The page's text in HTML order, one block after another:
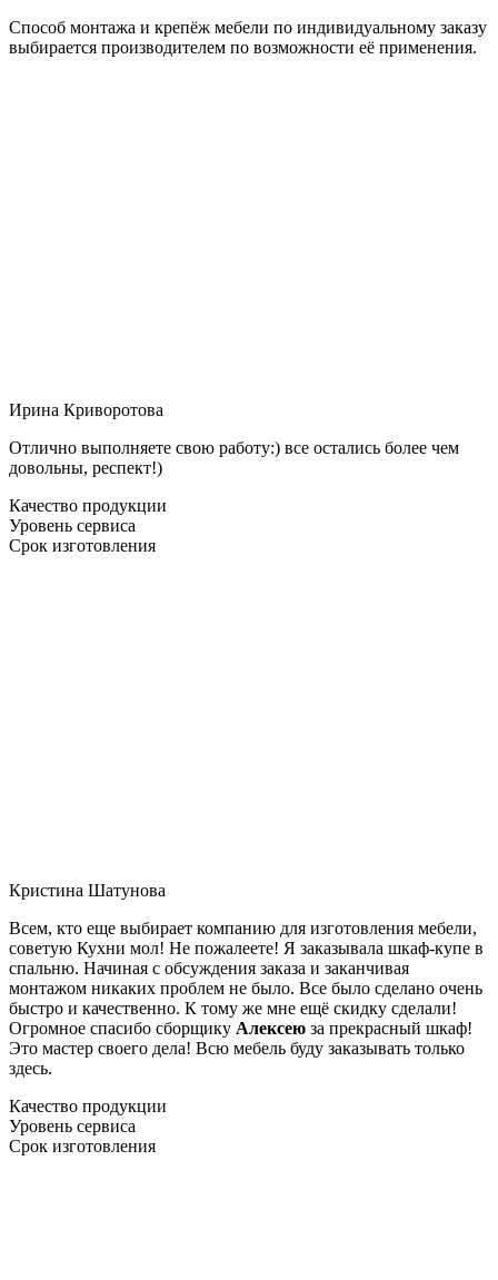
Способ монтажа и крепёж мебели по индивидуальному заказу
выбирается производителем по возможности её применения.
Ирина Криворотова
Отлично выполняете свою работу:) все остались более чем
довольны, респект!)
Качество продукции
Уровень сервиса
Срок изготовления
Кристина Шатунова
Всем, кто еще выбирает компанию для изготовления мебели,
советую Кухни мол! Не пожалеете! Я заказывала шкаф-купе в
спальню. Начиная с обсуждения заказа и заканчивая
монтажом никаких проблем не было. Все было сделано очень
быстро и качественно. К тому же мне ещё скидку сделали!
Огромное спасибо сборщику Алексею за прекрасный шкаф!
Это мастер своего дела! Всю мебель буду заказывать только
здесь.
Качество продукции
Уровень сервиса
Срок изготовления